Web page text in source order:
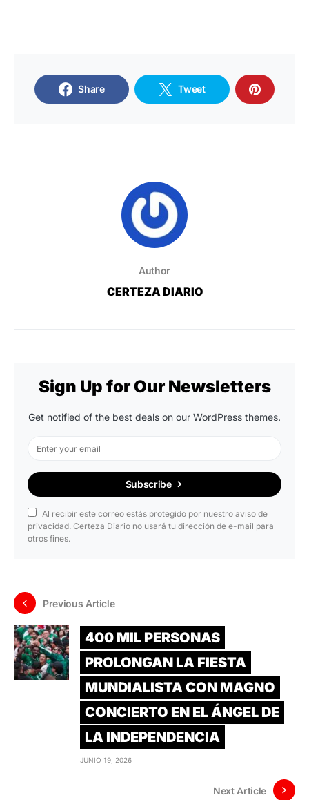
Share Tweet
Author
CERTEZA DIARIO
Sign Up for Our Newsletters
Get notified of the best deals on our WordPress themes.
Subscribe
Al recibir este correo estás protegido por nuestro aviso de
privacidad. Certeza Diario no usará tu dirección de e-mail para
otros fines.
Previous Article
400 MIL PERSONAS
PROLONGAN LA FIESTA
MUNDIALISTA CON MAGNO
CONCIERTO EN EL ÁNGEL DE
LA INDEPENDENCIA
JUNIO 19, 2026
Next Article